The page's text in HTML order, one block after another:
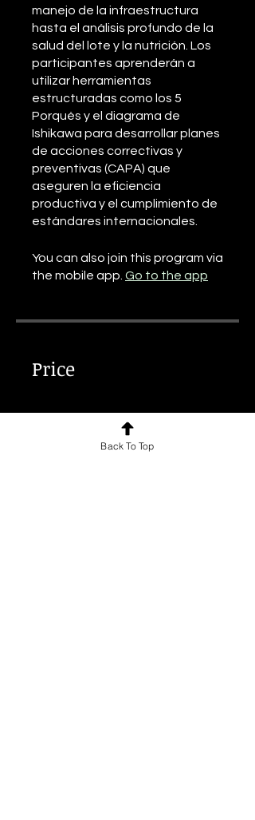
manejo de la infraestructura
hasta el análisis profundo de la
salud del lote y la nutrición. Los
participantes aprenderán a
utilizar herramientas
estructuradas como los 5
Porqués y el diagrama de
Ishikawa para desarrollar planes
de acciones correctivas y
preventivas (CAPA) que
aseguren la eficiencia
productiva y el cumplimiento de
estándares internacionales.
You can also join this program via
the mobile app. Go to the app
Price
Back To Top